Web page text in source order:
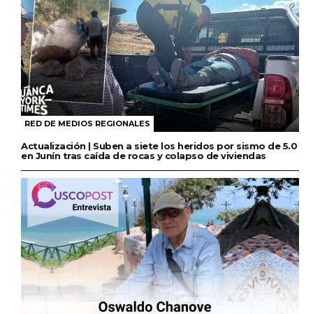
RED DE MEDIOS REGIONALES
Actualización | Suben a siete los heridos por sismo de 5.0
en Junín tras caída de rocas y colapso de viviendas